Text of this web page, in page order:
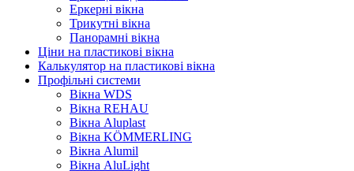
Еркерні вікна
Трикутні вікна
Панорамні вікна
Ціни на пластикові вікна
Калькулятор на пластикові вікна
Профільні системи
Вікна WDS
Вікна REHAU
Вікна Aluplast
Вікна KÖMMERLING
Вікна Alumil
Вікна AluLight